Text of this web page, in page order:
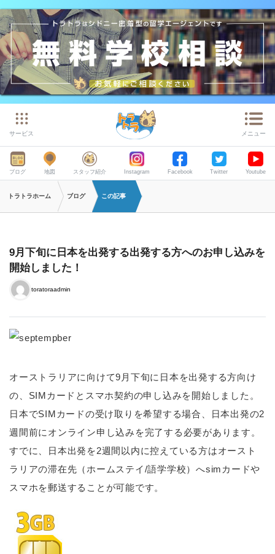
サービス メニュー
ブログ 地図 スタッフ紹介 Instagram Facebook Twitter Youtube
トラトラホーム ブログ この記事
9月下旬に日本を出発する出発する方へのお申し込みを
開始しました！
toratoraadmin
オーストラリアに向けて9月下旬に日本を出発する方向け
の、SIMカードとスマホ契約の申し込みを開始しました。
日本でSIMカードの受け取りを希望する場合、日本出発の2
週間前にオンライン申し込みを完了する必要があります。
すでに、日本出発を2週間以内に控えている方はオースト
ラリアの滞在先（ホームステイ/語学学校）へsimカードや
スマホを郵送することが可能です。